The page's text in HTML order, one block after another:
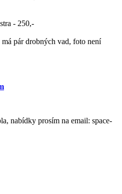
- 250,-
pár drobných vad, foto není
nabídky prosím na email: space-